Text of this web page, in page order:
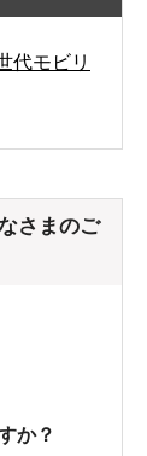
代モビリ
さまのご
か？